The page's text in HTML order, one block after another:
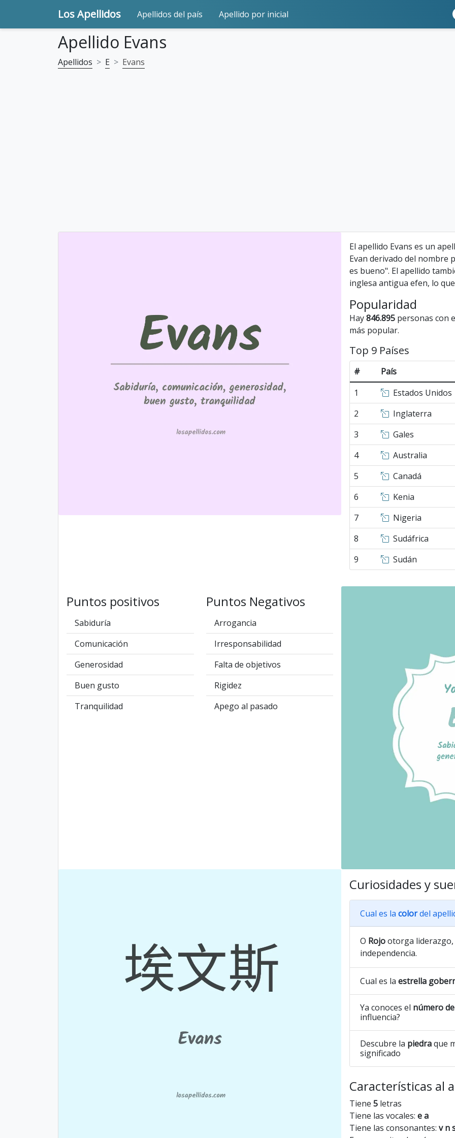
Los Apellidos Apellidos del país Apellido por inicial
Apellido Evans
Apellidos E Evans
El apellido Evans es un
Evan derivado del nombre
es bueno". El apellido
inglesa antigua efen, lo
Popularidad
Hay846.895 personas con
más popular.
Top 9 Países
#
País
1
Estados Unidos
2
Inglaterra
3
Gales
4
Australia
5
Canadá
6
Kenia
7
Nigeria
8
Sudáfrica
9
Sudán
Puntos positivos
Sabiduría
Comunicación
Generosidad
Buen gusto
Tranquilidad
Puntos Negativos
Arrogancia
Irresponsabilidad
Falta de objetivos
Rigidez
Apego al pasado
Curiosidades y
Cual es la colordel
O Rojootorga
independencia.
Cual es la estrella
Ya conoces el número
influencia?
Descubre la piedraque
significado
Características al
Tiene 5 letras
Tiene las vocales: e a
Tiene las consonantes: v n